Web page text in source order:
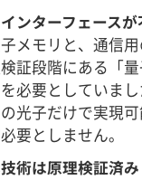
ンターフェースが
メモリと、通信
証段階にある「
必要としていま
光子だけで実現可
要としません。
術は原理検証済み